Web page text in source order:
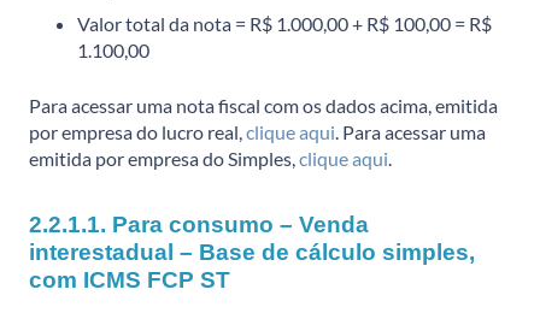
Valor total da nota = R$ 1.000,00 + R$ 100,00 = R$
1.100,00
Para acessar uma nota fiscal com os dados acima, emitida
por empresa do lucro real, clique aqui . Para acessar uma
emitida por empresa do Simples, clique aqui
2.2.1.1. Para consumo – Venda
interestadual – Base de cálculo simples,
com ICMS FCP ST